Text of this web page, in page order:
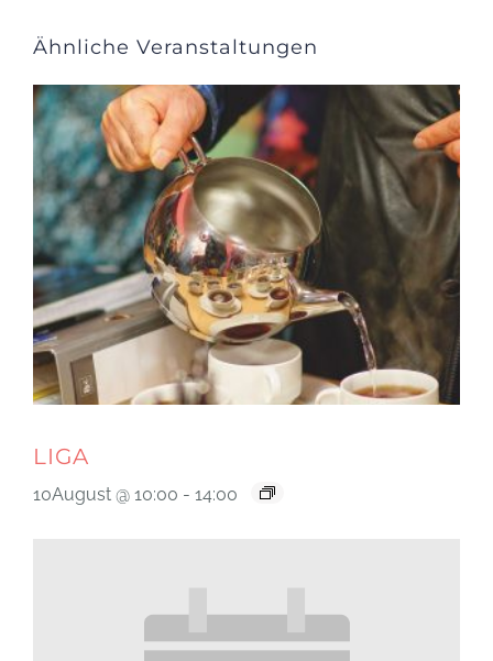
Ähnliche Veranstaltungen
LIGA
10August @ 10:00 - 14:00